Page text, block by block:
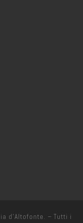
d’Altofonte. – Tutti i